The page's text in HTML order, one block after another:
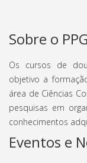
Sobre o
Os cursos de
objetivo a
área de Ciências
pesquisas em
conhecimentos
Eventos e